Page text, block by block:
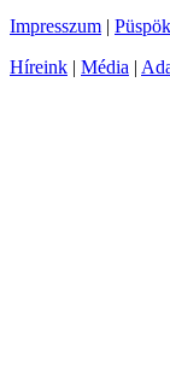
Impresszum |
Híreink | Média |